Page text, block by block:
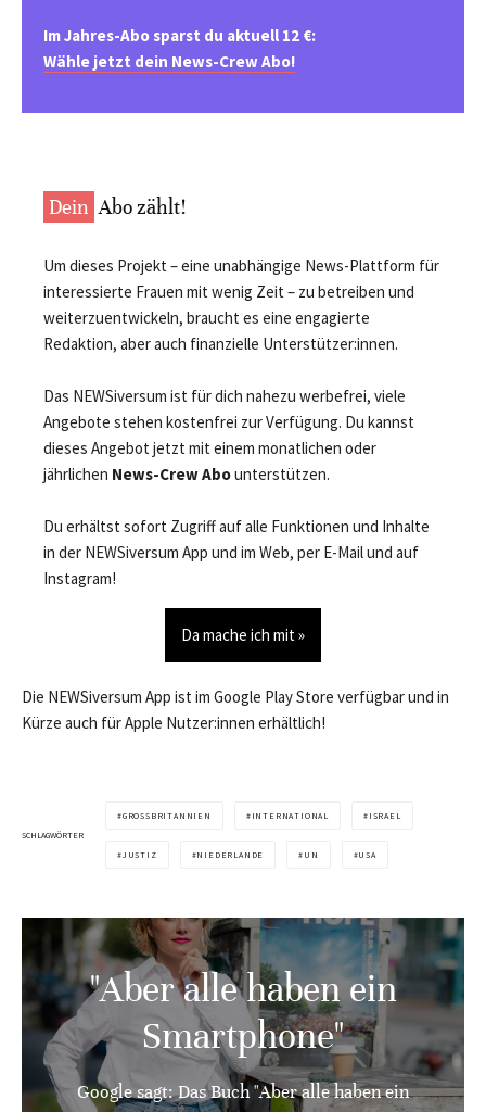
Im Jahres-Abo sparst du aktuell 12 €:
Wähle jetzt dein News-Crew Abo!
Dein Abo zählt!
Um dieses Projekt – eine unabhängige News-Plattform für
interessierte Frauen mit wenig Zeit – zu betreiben und
weiterzuentwickeln, braucht es eine engagierte
Redaktion, aber auch finanzielle Unterstützer:innen.
Das NEWSiversum ist für dich nahezu werbefrei, viele
Angebote stehen kostenfrei zur Verfügung. Du kannst
dieses Angebot jetzt mit einem monatlichen oder
jährlichen News-Crew Abounterstützen.
Du erhältst sofort Zugriff auf alle Funktionen und Inhalte
in der NEWSiversum App und im Web, per E-Mail und auf
Instagram!
Da mache ich mit »
Die NEWSiversum App ist im Google Play Store verfügbar und in
Kürze auch für Apple Nutzer:innen erhältlich!
SCHLAGWÖRTER
GROSSBRITANNIEN INTERNATIONAL ISRAEL
JUSTIZ NIEDERLANDE UN USA
"Aber alle haben ein
Smartphone"
Google sagt: Das Buch "Aber alle haben ein